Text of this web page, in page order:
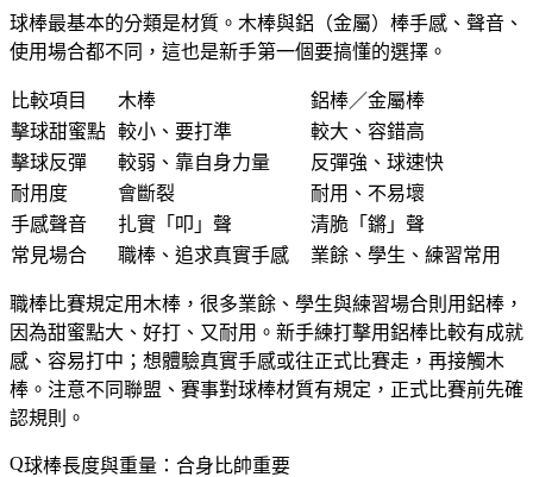
球棒最基本的分類是材質。木棒與鋁（金屬）棒手感、聲音、
使用場合都不同，這也是新手第一個要搞懂的選擇。
比較項目 木棒
鋁棒／金屬棒
擊球甜蜜點 較小、要打準
較大、容錯高
擊球反彈
較弱、靠自身力量
反彈強、球速快
耐用度
會斷裂
耐用、不易壞
手感聲音
扎實「叩」聲
清脆「鏘」聲
常見場合
職棒、追求真實手感 業餘、學生、練習常用
職棒比賽規定用木棒，很多業餘、學生與練習場合則用鋁棒，
因為甜蜜點大、好打、又耐用。新手練打擊用鋁棒比較有成就
感、容易打中；想體驗真實手感或往正式比賽走，再接觸木
棒。注意不同聯盟、賽事對球棒材質有規定，正式比賽前先確
認規則。
球棒長度與重量：合身比帥重要